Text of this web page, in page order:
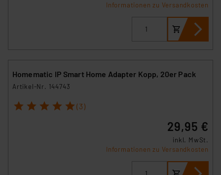
Informationen zu Versandkosten
Homematic IP Smart Home Adapter Kopp, 20er Pack
Artikel-Nr. 144743
1 2 3 4 5 (3)
29,95 €
inkl. MwSt.
Informationen zu Versandkosten